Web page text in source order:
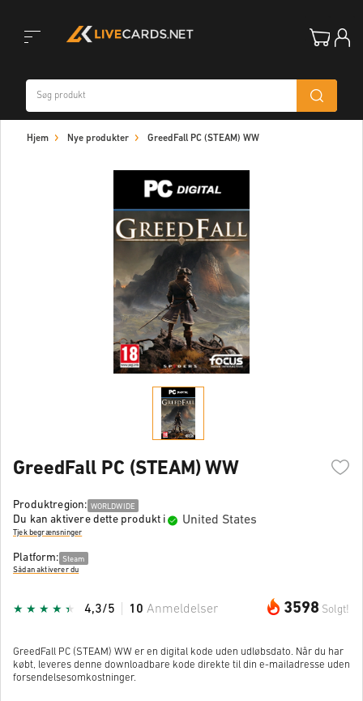
Hjem Nye produkter GreedFall PC (STEAM) WW
GreedFall PC (STEAM) WW
Produktregion: WORLDWIDE
Du kan aktivere dette produkt i United States
Tjek begrænsninger
Platform: Steam
Sådan aktiverer du
3598 Solgt!
4,3/5 10 Anmeldelser
GreedFall PC (STEAM) WW er en digital kode uden udløbsdato. Når du har
købt, leveres denne downloadbare kode direkte til din e-mailadresse uden
forsendelsesomkostninger.